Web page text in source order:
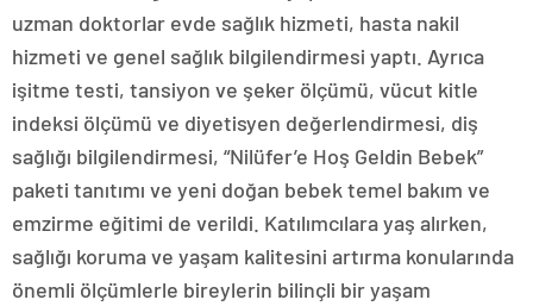
uzman doktorlar evde sağlık hizmeti, hasta nakil
hizmeti ve genel sağlık bilgilendirmesi yaptı. Ayrıca
işitme testi, tansiyon ve şeker ölçümü, vücut kitle
indeksi ölçümü ve diyetisyen değerlendirmesi, diş
sağlığı bilgilendirmesi, “Nilüfer’e Hoş Geldin Bebek”
paketi tanıtımı ve yeni doğan bebek temel bakım ve
emzirme eğitimi de verildi. Katılımcılara yaş alırken,
sağlığı koruma ve yaşam kalitesini artırma konularında
önemli ölçümlerle bireylerin bilinçli bir yaşam